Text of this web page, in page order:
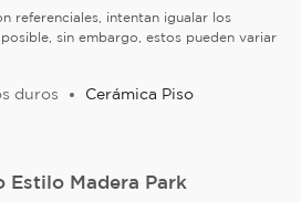
referenciales, intentan igualar los
sin embargo, estos pueden variar
duros Cerámica Piso
Estilo Madera Park